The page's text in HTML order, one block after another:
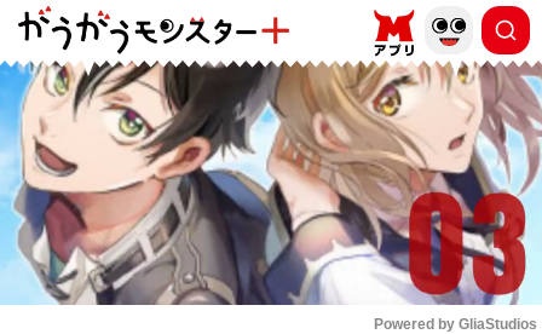
もっと読む
Powered by GliaStudios